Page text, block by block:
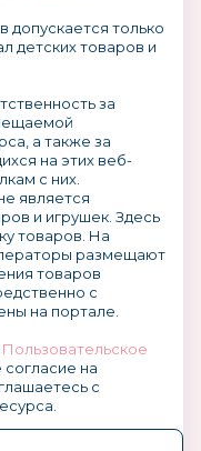
только
детских товаров и
за
а также за
на этих веб-
с них.
является
и игрушек. Здесь
товаров. На
размещают
товаров
с
на портале.
Пользовательское
согласие на
с